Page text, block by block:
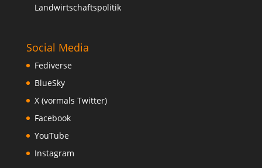
Landwirtschaftspolitik
Social Media
Fediverse
BlueSky
X (vormals Twitter)
Facebook
YouTube
Instagram